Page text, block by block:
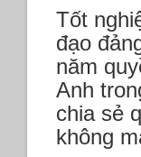
Tốt
đạo
năm
Anh
chia sẻ
không